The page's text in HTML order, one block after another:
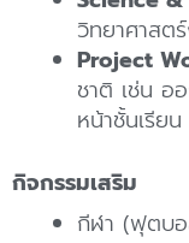
วิทยาศาสต
Project
ชาติ เช่น อ
หน้าชั้นเรียน
กิจกรรมเสริม
กีฬา (ฟุตบอ